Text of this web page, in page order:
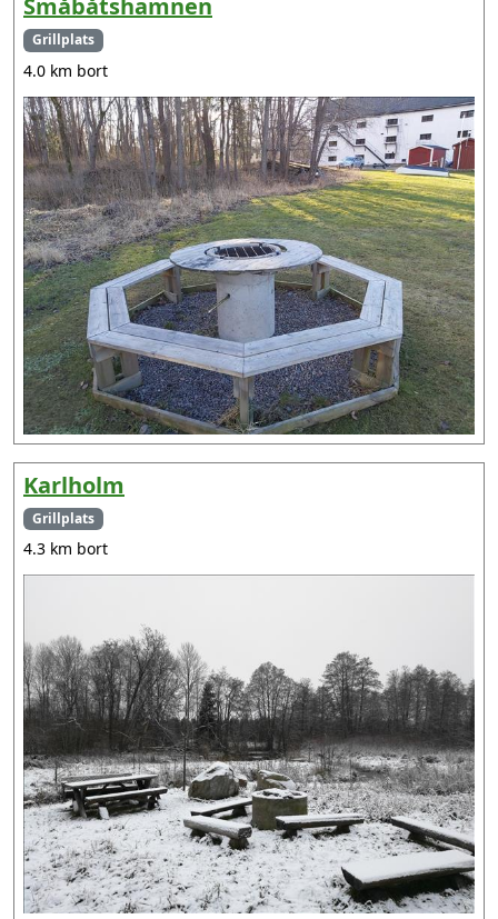
Småbåtshamnen
Grillplats
4.0 km bort
Karlholm
Grillplats
4.3 km bort